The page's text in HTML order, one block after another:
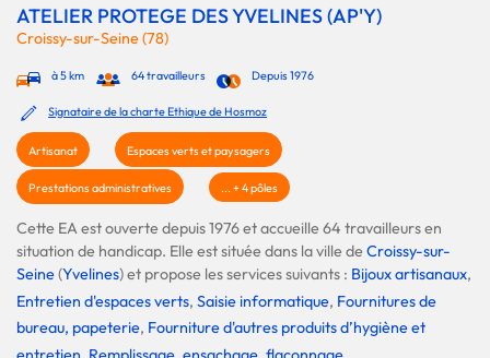
ATELIER PROTEGE DES YVELINES (AP'Y)
Croissy-sur-Seine (78)
à 5 km 64 travailleurs Depuis 1976
Signataire de la charte Ethique de Hosmoz
Artisanat Espaces verts et paysagers
Prestations administratives ... + 4 pôles
Cette EA est ouverte depuis 1976 et accueille 64 travailleurs en
situation de handicap. Elle est située dans la ville deCroissy-sur-
Seine(Yvelines) et propose les services suivants : Bijoux artisanaux,
Entretien d'espaces verts, Saisie informatique, Fournitures de
bureau, papeterie, Fourniture d'autres produits d’hygiène et